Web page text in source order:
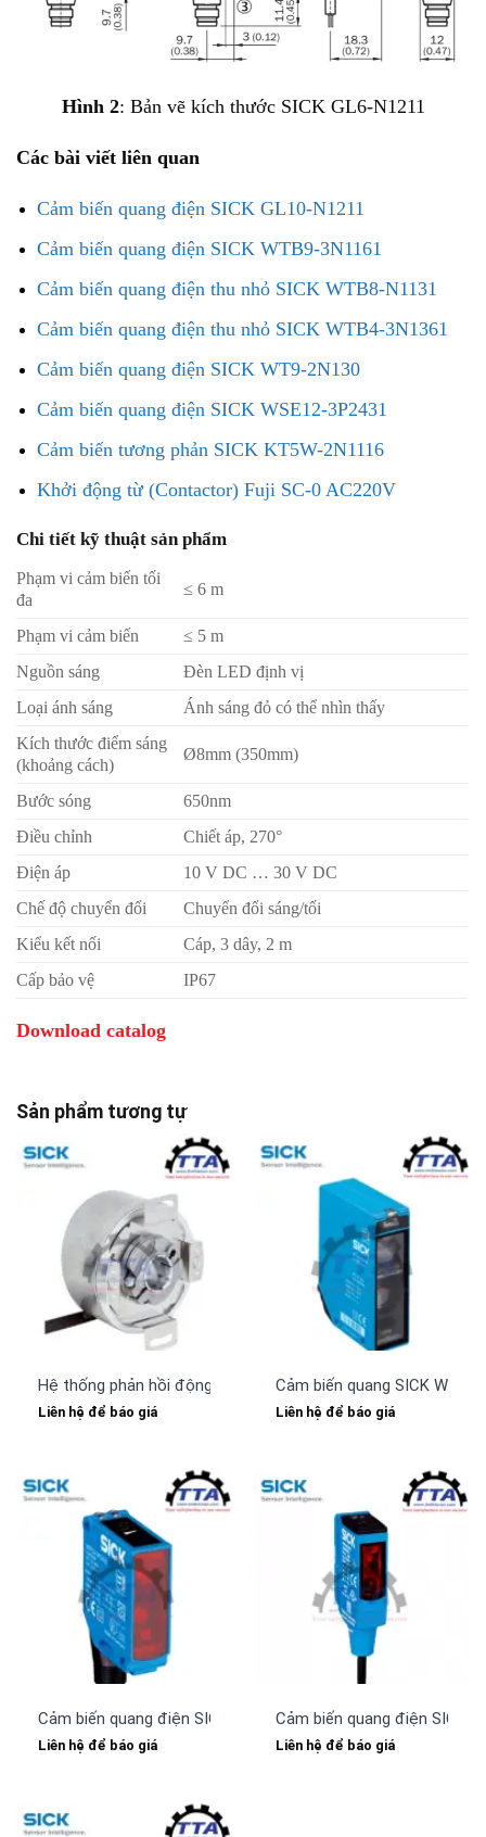
Hình 2: Bản vẽ kích thước SICK GL6-N1211
Các bài viết liên quan
Cảm biến quang điện SICK GL10-N1211
Cảm biến quang điện SICK WTB9-3N1161
Cảm biến quang điện thu nhỏ SICK WTB8-N1131
Cảm biến quang điện thu nhỏ SICK WTB4-3N1361
Cảm biến quang điện SICK WT9-2N130
Cảm biến quang điện SICK WSE12-3P2431
Cảm biến tương phản SICK KT5W-2N1116
Khởi động từ (Contactor) Fuji SC-0 AC220V
Chi tiết kỹ thuật sản phẩm
Phạm vi cảm biến tối
đa
≤ 6 m
Phạm vi cảm biến
≤ 5 m
Nguồn sáng
Đèn LED định vị
Loại ánh sáng
Ánh sáng đỏ có thể nhìn thấy
Kích thước điểm sáng
(khoảng cách)
Ø8mm (350mm)
Bước sóng
650nm
Điều chỉnh
Chiết áp, 270°
Điện áp
10 V DC … 30 V DC
Chế độ chuyển đổi
Chuyển đổi sáng/tối
Kiểu kết nối
Cáp, 3 dây, 2 m
Cấp bảo vệ
IP67
Download catalog
Sản phẩm tương tự
Hệ thống phản hồi động cơ SICK SFS60S-HLKT0K02
Liên hệ để báo giá
Cảm biến quang SICK WT24-
Liên hệ để báo giá
Cảm biến quang điện SICK WTF12-3P2431
Liên hệ để báo giá
Cảm biến quang điện SICK
Liên hệ để báo giá